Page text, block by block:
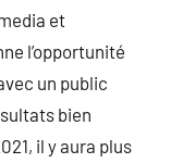
et
l’opportunité
un public
bien
il y aura plus